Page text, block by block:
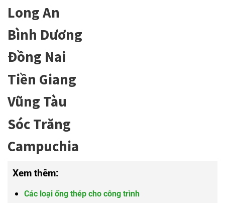
Long An
Bình Dương
Đồng Nai
Tiền Giang
Vũng Tàu
Sóc Trăng
Campuchia
Xem thêm:
Các loại ống thép cho công trình